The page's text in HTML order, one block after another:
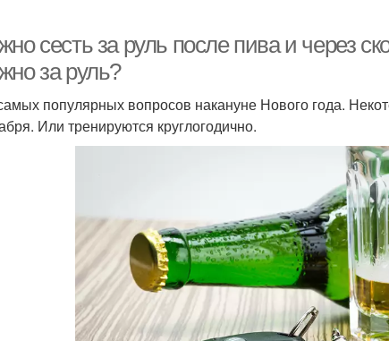
сесть за руль после пива и через
за руль?
популярных вопросов накануне Нового года.
Или тренируются круглогодично.